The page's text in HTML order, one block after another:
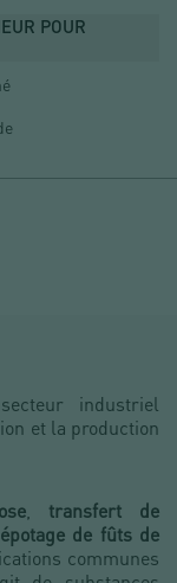
POUR
industriel
et la production
, transfert de
de fûts de
communes